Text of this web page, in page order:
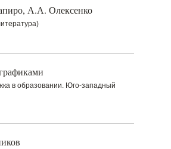
А.А. Олексенко
в образовании. Юго-западный